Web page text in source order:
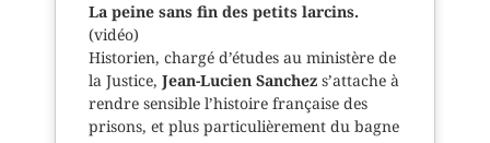
La peine sans fin des petits larcins.
(vidéo)
Historien, chargé d’études au ministère de
la Justice, Jean-Lucien Sanchez s’attache à
rendre sensible l’histoire française des
prisons, et plus particulièrement du bagne